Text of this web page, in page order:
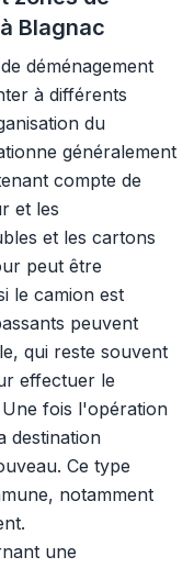
Blagnac
déménagement
à différents
du
généralement
compte de
et les
et les cartons
peut être
le camion est
peuvent
qui reste souvent
effectuer le
fois l'opération
destination
Ce type
notamment
une